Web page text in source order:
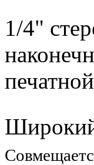
1/4"